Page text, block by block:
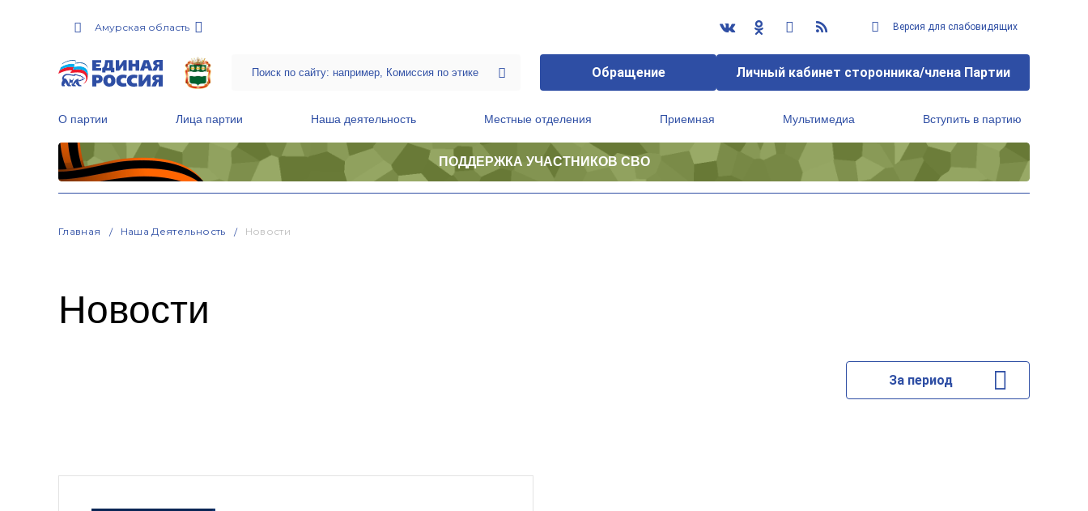
Амурская область Версия для слабовидящих
Обращение Личный кабинет сторонника/члена Партии
О партии Лица партии Наша деятельность Местные отделения Приемная Мультимедиа Вступить в партию
ПОДДЕРЖКА УЧАСТНИКОВ СВО
Главная Наша Деятельность Новости
Новости
За период